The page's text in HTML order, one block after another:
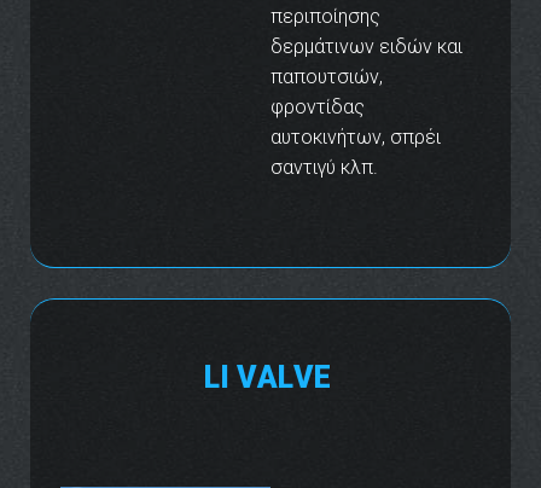
περιποίησης
δερμάτινων ειδών και
παπουτσιών,
φροντίδας
αυτοκινήτων, σπρέι
σαντιγύ κλπ.
L VALVE